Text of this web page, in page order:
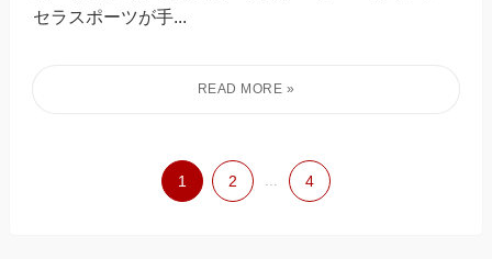
セラスポーツが手...
1 2 4